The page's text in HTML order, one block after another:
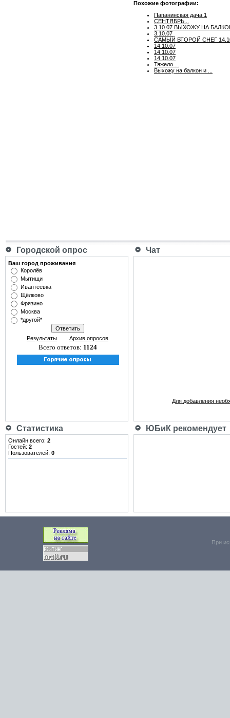
Похожие фотографии:
Папанинская дача 1
СЕНТЯБРЬ...
3.10.07 ВЫХОЖУ НА
3.10.07
САМЫЙ ВТОРОЙ СНЕГ
14.10.07
14.10.07
14.10.07
Тяжело ...
Выхожу на балкон и ...
Городской опрос Чат
Ваш город проживания
Королёв
Мытищи
Ивантеевка
Щёлково
Фрязино
Москва
*другой*
Результаты Архив опросов
Всего ответов: 1124
Для добавления
Статистика ЮБиК рекомендует
Онлайн всего: 2
Гостей: 2
Пользователей: 0
При